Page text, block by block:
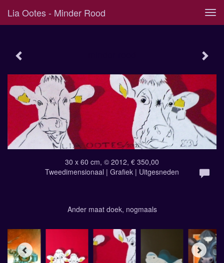
Lia Ootes - Minder Rood
30 x 60 cm, © 2012, € 350,00
Tweedimensionaal | Grafiek | Uitgesneden
Ander maat doek, nogmaals